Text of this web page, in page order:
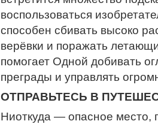
воспользоваться
способен сбивать высоко
верёвки и поражать
помогает Одной добивать
преграды и управлять
ОТПРАВЬТЕСЬ В
Ниоткуда — опасное место,